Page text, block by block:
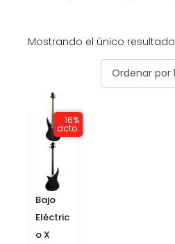
Mostrando el único resultado
16%
dcto.
Bajo
Eléctric
o X